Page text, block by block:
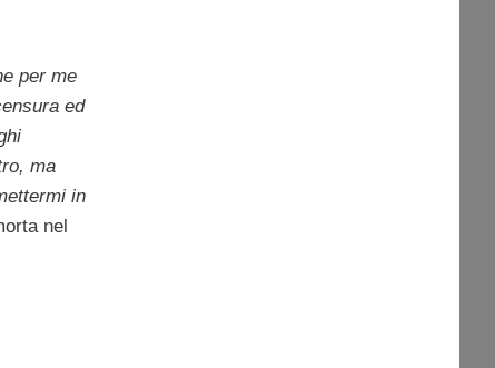
per me
ed
ma
in
nel